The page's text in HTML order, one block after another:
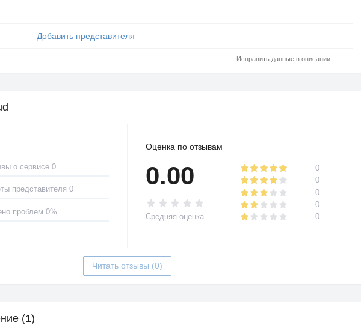
Добавить представителя
Исправить данные в описании
о сервисе 0
представителя 0
проблем 0%
Оценка по отзывам
0.00
Средняя оценка
0
0
0
0
0
Читать отзывы (0)
(1)